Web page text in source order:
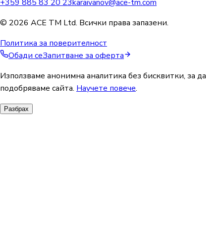
+359 885 83 20 23karaivanov@ace-tm.com
© 2026 ACE TM Ltd. Всички права запазени.
Политика за поверителност
Обади сеЗапитване за оферта
Използваме анонимна аналитика без бисквитки, за да
подобряваме сайта. Научете повече.
Разбрах